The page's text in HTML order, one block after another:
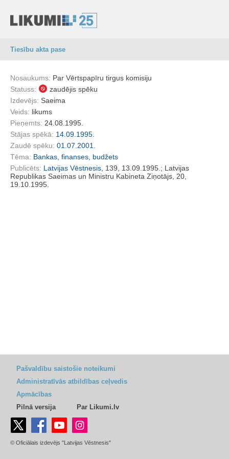
Tiesību akta pase
Nosaukums: Par Vērtspapīru tirgus komisiju
Statuss:
zaudējis spēku
Izdevējs: Saeima
Veids: likums
Pieņemts: 24.08.1995.
Stājas spēkā: 14.09.1995.
Zaudē spēku: 01.07.2001.
Tēma: Bankas, finanses, budžets
Publicēts: Latvijas Vēstnesis , 139, 13.09.1995.; Latvijas
Republikas Saeimas un Ministru Kabineta Ziņotājs, 20,
19.10.1995.
Pašvaldību saistošie noteikumi
Administratīvās atbildības ceļvedis
Apmācības
Pilnā versija
Par Likumi.lv
© Oficiālais izdevējs "Latvijas Vēstnesis"